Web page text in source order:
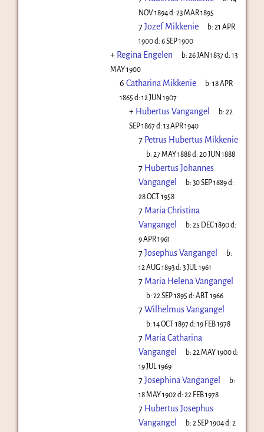
NOV 1894d: 23 MAR 1895
7Jozef Mikkenie b:21 APR
1900d: 6 SEP 1900
+ Regina Engelen b:26 JAN 1837d:13
MAY 1900
6 Catharina Mikkenie b:18 APR
1865 d: 12 JUN 1907
+ Hubertus Vangangel b:22
SEP 1867d: 13 APR 1940
7 Petrus Hubertus Mikkenie
b:27 MAY 1888d:20 JUN 1888
7 Hubertus Johannes
Vangangel
b:30 SEP 1889d:
28 OCT 1958
7 Maria Christina
Vangangel
b:25 DEC 1890d:
9 APR 1961
7Josephus Vangangel
b:
12 AUG 1893d: 3 JUL 1961
7 Maria Helena Vangangel
b:22 SEP 1895 d:ABT 1966
7Wilhelmus Vangangel
b:14 OCT 1897d:19 FEB 1978
7 Maria Catharina
Vangangel
b:22 MAY 1900d:
19 JUL 1969
7Josephina Vangangel
b:
18 MAY 1902 d: 22 FEB 1978
7 Hubertus Josephus
Vangangel
b:2 SEP 1904d:2